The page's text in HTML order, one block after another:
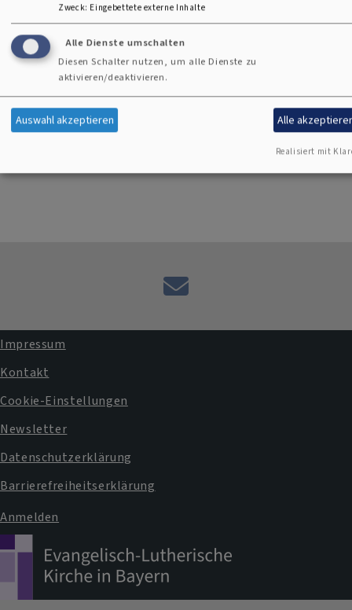
Herzlich
Die "Endlich Leben"-Gruppe.
Wenn Sie mehr über mich, Ulla Lossberger, als Leiterin der
Gruppe wissen und erfahren wollen, finden Sie mich im
Internet unterwww.psychotherapie-page.de
E-
Fußbereichsmenü
Impressum
Kontakt
Cookie-Einstellungen
Newsletter
Datenschutzerklärung
Barrierefreiheitserklärung
Benutzermenü
Anmelden
Zweck: Eingebettete externe Inhalte
Alle Dienste umschalten
Diesen Schalter nutzen, um alle Dienste zu
aktivieren/deaktivieren.
Auswahl akzeptieren Alle
Realisiert mit